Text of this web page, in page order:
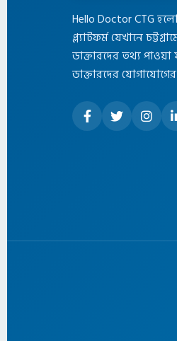
Hello Doctor CTG হলো
প্ল্যাটফর্ম যেখানে
ডাক্তারদের তথ্য
ডাক্তারদের